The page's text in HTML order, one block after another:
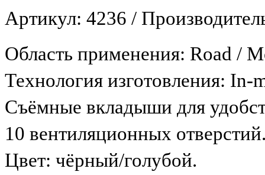
Артикул: 4236 /
Область применения: Road /
Технология изготовления:
Съёмные вкладыши для
10 вентиляционных
Цвет: чёрный/голубой.